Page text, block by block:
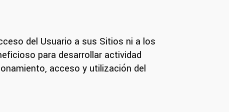
del Usuario a sus Sitios ni a los
para desarrollar actividad
acceso y utilización del